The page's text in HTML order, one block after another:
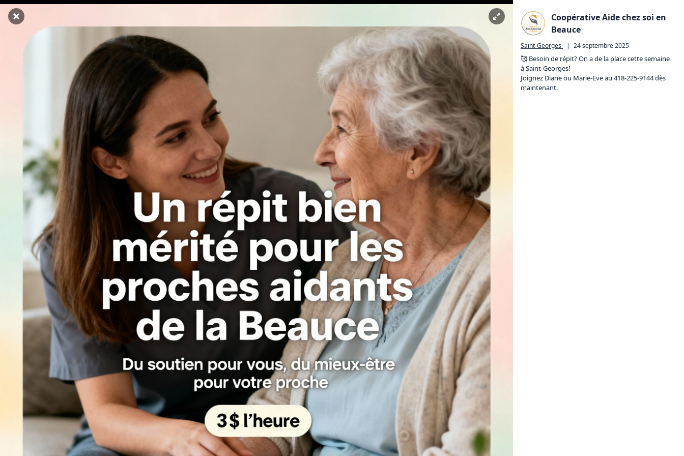
Coopérative Aide chez soi en
Beauce
Saint-Georges | 24 septembre 2025
🥰 Besoin de répit? On a de la place cette semaine
à Saint-Georges!
Joignez Diane ou Marie-Eve au 418-225-9144 dès
maintenant.